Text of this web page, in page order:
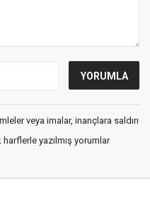
veya imalar, inançlara saldırı
yazılmış yorumlar